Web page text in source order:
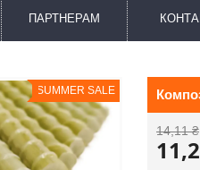
ПАРТНЕРАМ
SUMMER SALE
14,11 ₴